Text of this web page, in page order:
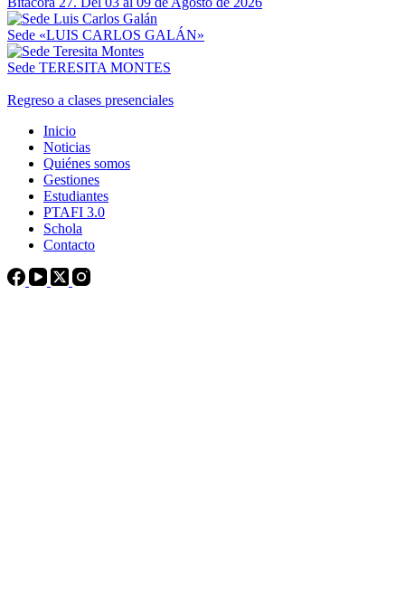
Sede «LUIS CARLOS GALÁN»
Sede TERESITA MONTES
Regreso a clases presenciales
Inicio
Noticias
Quiénes somos
Gestiones
Estudiantes
PTAFI 3.0
Schola
Contacto